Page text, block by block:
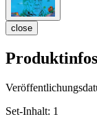
close
Produktinfos
Set-Inhalt: 1